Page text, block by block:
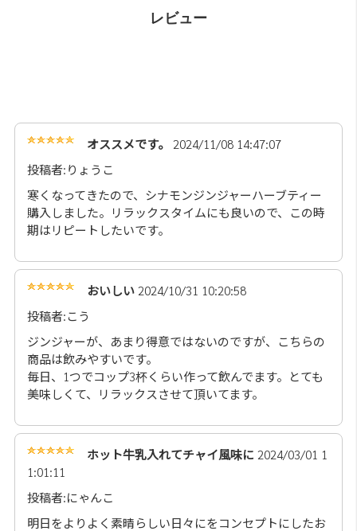
レビュー
オススメです。
2024/11/08 14:47:07
投稿者:りょうこ
寒くなってきたので、シナモンジンジャーハーブティー
購入しました。リラックスタイムにも良いので、この時
期はリピートしたいです。
おいしい2024/10/31 10:20:58
投稿者:こう
ジンジャーが、あまり得意ではないのですが、こちらの
商品は飲みやすいです。
毎日、1つでコップ3杯くらい作って飲んでます。とても
美味しくて、リラックスさせて頂いてます。
ホット牛乳入れてチャイ風味に 2024/03/01 1
1:01:11
投稿者:にゃんこ
明日をよりよく素晴らしい日々にをコンセプトにしたお